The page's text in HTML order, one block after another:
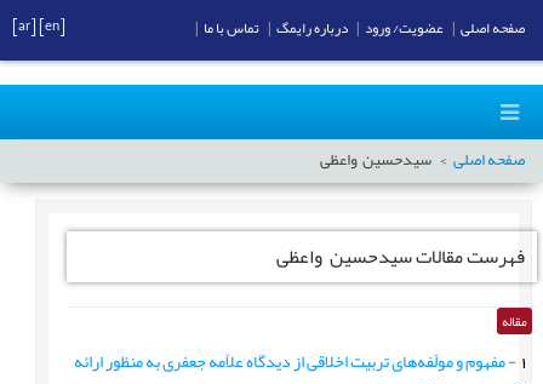
صفحه اصلی سیدحسین واعظی
فهرست مقالاتسیدحسین واعظی
مقاله
-مفهوم و مولّفه‌های تربیت اخلاقی از دیدگاه علاّمه جعفری به منظور ارائه
صفحه اصلی عضویت/ ورود درباره رایمگ تماس با ما [ar]